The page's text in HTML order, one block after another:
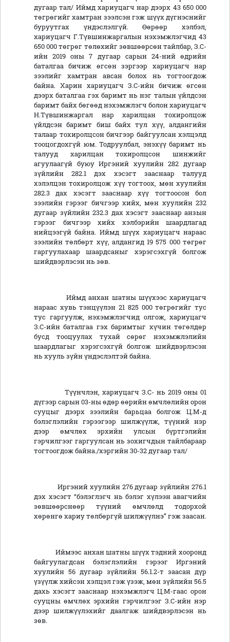
дугаар тал/ Иймд хариуцагч нар дээрх 43 650 000
төгрөгийг хамтран зээлсэн гэж шүүх дүгнэснийг
буруутгах үндэслэлгүй. Өөрөөр хэлбэл,
хариуцагч Г.Түвшинжаргалын нэхэмжлэгчид 43
650 000 төгрөг төлөхийг зөвшөөрсөн тайлбар, З.С-
ийн 2019 оны 7 дугаар сарын 24-ний өдрийн
баталгаа бичиж өгсөн зэргээр хариуцагч нар
зээлийг хамтран авсан болох нь тогтоогдож
байна. Харин хариуцагч З.С-ийн бичиж өгсөн
дээрх баталгаа гэх баримт нь нэг талын үйлдсэн
баримт байх бөгөөд нэхэмжлэгч болон хариуцагч
Н.Түвшинжаргал нар харилцан тохиролцож
үйлдсэн баримт биш байх тул хүү, алдангийн
талаар тохиролцсон бичгээр байгуулсан хэлцэлд
тооцогдохгүй юм. Тодруулбал, энэхүү баримт нь
талууд харилцан тохиролцсон шинжийг
агуулаагүй буюу Иргэний хуулийн 282 дугаар
зүйлийн 282.1 дэх хэсэгт зааснаар талууд
хэлэлцэн тохиролцож хүү тогтоох, мөн хуулийн
282.3 дах хэсэгт зааснаар хүү тогтоосон бол
зээлийн гэрээг бичгээр хийх, мөн хуулийн 232
дугаар зүйлийн 232.3 дах хэсэгт зааснаар анзын
гэрээг бичгээр хийх хэлбэрийн шаардлагад
нийцээгүй байна. Иймд шүүх хариуцагч нараас
зээлийн төлбөрт хүү, алдангид 19 575 000 төгрөг
гаргуулахаар шаардсаныг хэрэгсэхгүй болгож
шийдвэрлэсэн нь зөв.
Иймд анхан шатны шүүхээс хариуцагч
нараас хувь тэнцүүлэн 21 825 000 төгрөгийг тус
тус гаргуулж, нэхэмжлэгчид олгож, хариуцагч
З.С-ийн баталгаа гэх баримтыг хүчин төгөлдөр
бусд тооцуулах тухай сөрөг нэхэмжлэлийн
шаардлагыг хэрэгсэхгүй болгож шийдвэрлэсэн
нь хууль зүйн үндэслэлтэй байна.
Түүнчлэн, хариуцагч З.С- нь 2019 оны 01
дүгээр сарын 03-ны өдөр өөрийн өмчлөлийн орон
сууцыг дээрх зээлийн барьцаа болгож Ц.М-д
бэлэглэлийн гэрээгээр шилжүүлж, түүний нэр
дээр өмчлөх эрхийн улсын бүртгэлийн
гэрчилгээг гаргуулсан нь зохигчдын тайлбараар
тогтоогдож байна./хэргийн 30-32 дугаар тал/
Иргэний хуулийн 276 дугаар зүйлийн 276.1
дэх хэсэгт “бэлэглэгч нь бэлэг хүлээн авагчийн
зөвшөөрснөөр түүний өмчлөлд тодорхой
хөрөнгө хариу төлбөргүй шилжүүлнэ” гэж заасан.
Иймээс анхан шатны шүүх тэдний хооронд
байгуулагдсан бэлэглэлийн гэрээг Иргэний
хуулийн 56 дугаар зүйлийн 56.1.2-т заасан дүр
үзүүлж хийсэн хэлцэл гэж үзэж, мөн зүйлийн 56.5
дахь хэсэгт зааснаар нэхэмжлэгч Ц.М-гаас орон
сууцны өмчлөх эрхийн гэрчилгээг З.С-ийн нэр
дээр шилжүүлэхийг даалгаж шийдвэрлэсэн нь
зөв.